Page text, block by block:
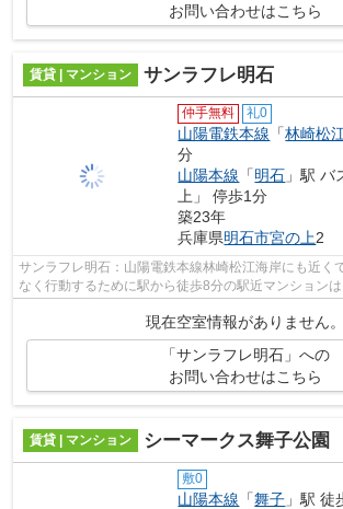
お問い合わせはこちら
賃貸 | マンション サンラフレ明石
仲手無料 礼0
山陽電鉄本線 「林崎松
分
山陽本線 「明石 」駅 バ
上」 停歩1分
築23年
兵庫県明石市宮の上2
サンラフレ明石：山陽電鉄本線林崎松江海岸にも近く
なく行動するために駅から徒歩8分の駅近マンション
用設備も充実した、一押しのマンショ...
現在空室情報がありません。
「サンラフレ明石」への
お問い合わせはこちら
賃貸 | マンション シーマークス舞子公園
敷0
山陽本線 「舞子 」駅 徒